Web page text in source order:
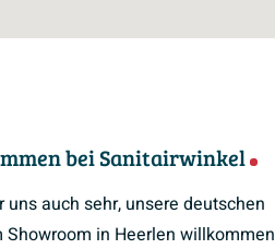
bei Sanitairwinkel
auch sehr, unsere deutschen
Showroom in Heerlen willkommen